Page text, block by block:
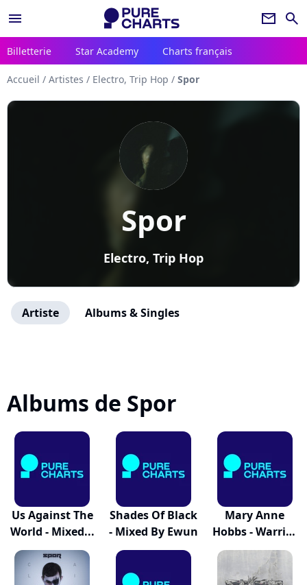
menu newsletter search
Billetterie Star Academy Charts français
Accueil / Artistes / Electro, Trip Hop / Spor
Spor
Electro, Trip Hop
Artiste Albums & Singles
Albums de Spor
Us Against The
World - Mixed...
Shades Of Black
- Mixed By Ewun
Mary Anne
Hobbs - Warrior
Dubz